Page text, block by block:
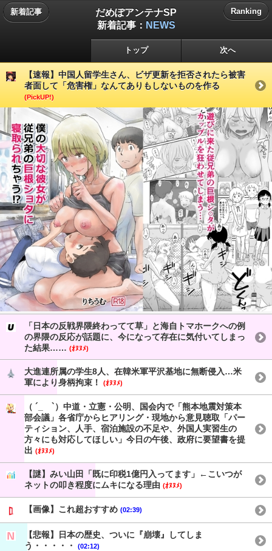
新着記事
だめぽアンテナSP
新着記事： NEWS
Ranking
トップ 次へ
【速報】中国人留学生さん、ビザ更新を拒否されたら被害
者面して「危害権」なんてありもしないものを作る
(PickUP!)
「日本の反戦界隈終わってて草」と海自トマホークへの例
の界隈の反応が話題に、今になって存在に気付いてしまっ
た結果…… (ｵﾇﾇﾒ)
大進連所属の学生8人、在韓米軍平沢基地に無断侵入…米
軍により身柄拘束！
(ｵﾇﾇﾒ)
（ ´_ゝ`）中道・立憲・公明、国会内で「熊本地震対策本
部会議」各省庁からヒアリング・現地から意見聴取「パー
ティション、人手、宿泊施設の不足や、外国人実習生の
方々にも対応してほしい」今日の午後、政府に要望書を提
出 (ｵﾇﾇﾒ)
【謎】みい山田「既に印税1億円入ってます」←こいつが
ネットの叩き程度にムキになる理由 (ｵﾇﾇﾒ)
【画像】これ超おすすめ (02:39)
【悲報】日本の歴史、ついに『崩壊』してしま
う・・・・・
(02:12)